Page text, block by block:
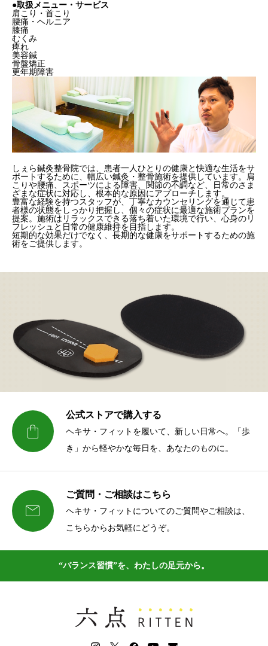
●取扱メニュー・サービス
肩こり・首こり
腰痛・ヘルニア
膝痛
むくみ
痺れ
美容鍼
骨盤矯正
更年期障害
しぇら鍼灸整骨院では、患者一人ひとりの健康と快適な生活をサ
ポートするために、幅広い鍼灸・整骨施術を提供しています。肩
こりや腰痛、スポーツによる障害、関節の不調など、日常のさま
ざまな症状に対応し、根本的な原因にアプローチします。
豊富な経験を持つスタッフが、丁寧なカウンセリングを通じて患
者様の状態をしっかり把握し、個々の症状に最適な施術プランを
提案。施術はリラックスできる落ち着いた環境で行い、心身のリ
フレッシュと日常の健康維持を目指します。
短期的な効果だけでなく、長期的な健康をサポートするための施
術をご提供します。

公式ストアで購入する
ヘキサ・フィットを履いて、新しい日常へ。「歩
き」から軽やかな毎日を、あなたのものに。

ご質問・ご相談はこちら
ヘキサ・フィットについてのご質問やご相談は、
こちらからお気軽にどうぞ。
“バランス習慣”を、わたしの足元から。